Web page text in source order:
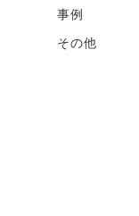
事例
その他